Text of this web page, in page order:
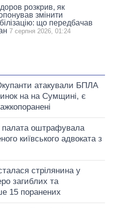
розкрив, як
змінити
що передбачав
7 серпня 2026, 01:24
атакували БПЛА
на на Сумщині, є
палата оштрафувала
київського адвоката з
стрілянина у
загиблих та
15 поранених